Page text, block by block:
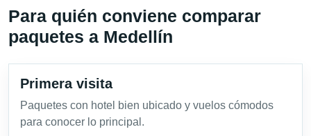
Para quién conviene comparar
paquetes a Medellín
Primera visita
Paquetes con hotel bien ubicado y vuelos cómodos
para conocer lo principal.